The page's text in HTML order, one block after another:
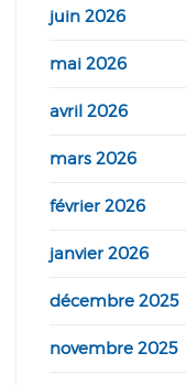
juin 2026
mai 2026
avril 2026
mars 2026
février 2026
janvier 2026
décembre 2025
novembre 2025